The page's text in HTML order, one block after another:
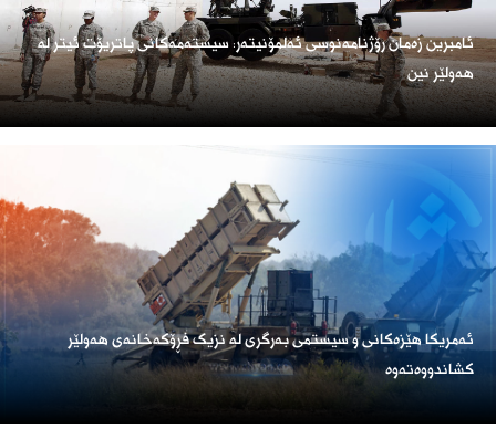
ئامبرین زەمان رۆژنامەنوسی ئەلمۆنیتەر: سیستەمەکانی پاتریۆت ئیتر لە
هەولێر نین
ئەمریكا هێزەكانی و سیستمی بەرگری لە نزیک فڕۆكەخانەی هەولێر
كشاندووەتەوە